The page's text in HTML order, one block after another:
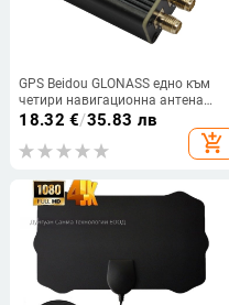
GPS Beidou GLONASS едно към
четири навигационна антена
сплитер
18.32 €/35.83 лв
add_shopping_cart